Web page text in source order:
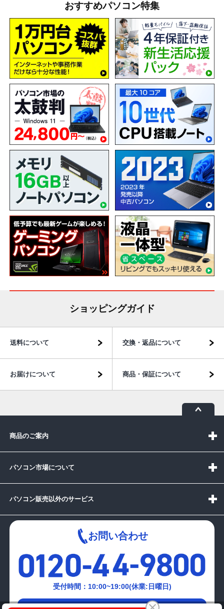
おすすめパソコン特集
ショッピングガイド
送料について 交換・返品について
お届けについて 商品・保証について
商品のご案内
パソコン市場について
パソコン販売以外のサービス
お問い合わせ
受付時間：10:00~19:00(休業:日曜日)